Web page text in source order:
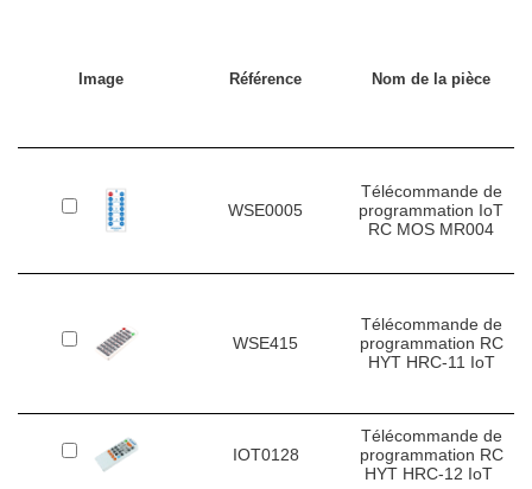
Image Référence Nom de la pièce
WSE0005
Télécommande de
programmation IoT
RC MOS MR004
WSE415
Télécommande de
programmation RC
HYT HRC-11 IoT
IOT0128
Télécommande de
programmation RC
HYT HRC-12 IoT